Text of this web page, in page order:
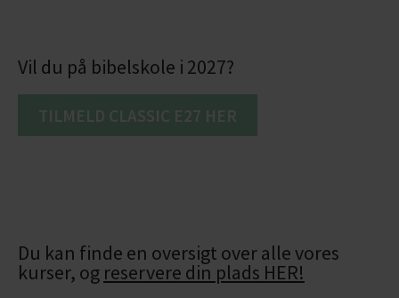
Vil du på bibelskole i 2027?
TILMELD CLASSIC E27 HER
Du kan finde en oversigt over alle vores
kurser, og reservere din plads HER!